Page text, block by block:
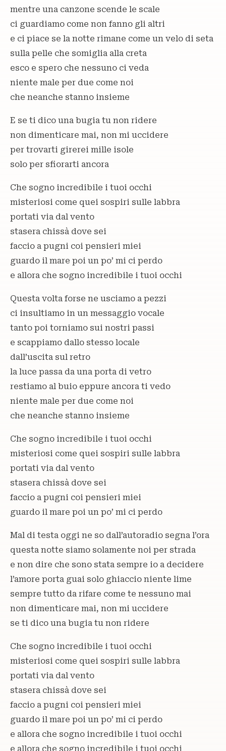
mentre una canzone scende le scale
ci guardiamo come non fanno gli altri
e ci piace se la notte rimane come un velo di seta
sulla pelle che somiglia alla creta
esco e spero che nessuno ci veda
niente male per due come noi
che neanche stanno insieme
E se ti dico una bugia tu non ridere
non dimenticare mai, non mi uccidere
per trovarti girerei mille isole
solo per sfiorarti ancora
Che sogno incredibile i tuoi occhi
misteriosi come quei sospiri sulle labbra
portati via dal vento
stasera chissà dove sei
faccio a pugni coi pensieri miei
guardo il mare poi un po’ mi ci perdo
e allora che sogno incredibile i tuoi occhi
Questa volta forse ne usciamo a pezzi
ci insultiamo in un messaggio vocale
tanto poi torniamo sui nostri passi
e scappiamo dallo stesso locale
dall’uscita sul retro
la luce passa da una porta di vetro
restiamo al buio eppure ancora ti vedo
niente male per due come noi
che neanche stanno insieme
Che sogno incredibile i tuoi occhi
misteriosi come quei sospiri sulle labbra
portati via dal vento
stasera chissà dove sei
faccio a pugni coi pensieri miei
guardo il mare poi un po’ mi ci perdo
Mal di testa oggi ne so dall’autoradio segna l’ora
questa notte siamo solamente noi per strada
e non dire che sono stata sempre io a decidere
l’amore porta guai solo ghiaccio niente lime
sempre tutto da rifare come te nessuno mai
non dimenticare mai, non mi uccidere
se ti dico una bugia tu non ridere
Che sogno incredibile i tuoi occhi
misteriosi come quei sospiri sulle labbra
portati via dal vento
stasera chissà dove sei
faccio a pugni coi pensieri miei
guardo il mare poi un po’ mi ci perdo
e allora che sogno incredibile i tuoi occhi
e allora che sogno incredibile i tuoi occhi